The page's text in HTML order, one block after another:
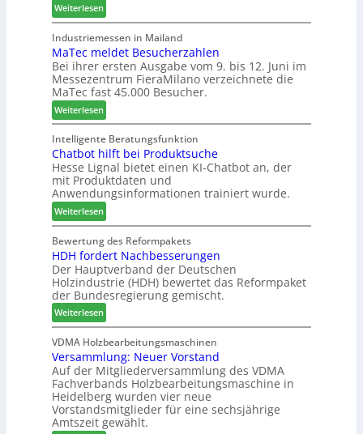
t
s
f
ü
h
r
r
e
n
f
ü
r
P
a
n
t
a
g
o
-
F
r
ä
s
r
u
n
d
-
V
e
r
b
i
n
d
e
r
Weiterlesen:
W
e
C
a
r
e
-
A
k
t
i
o
n
s
w
o
c
h
e
n
2
0
2
6
Industriemessen in Mailand
MaTec meldet Besucherzahlen
Bei ihrer ersten Ausgabe vom 9. bis 12. Juni im
Messezentrum FieraMilano verzeichnete die
MaTec fast 45.000 Besucher.
Weiterlesen:
M
a
T
e
c
m
e
l
d
e
t
B
e
s
u
c
h
e
r
z
a
h
Intelligente Beratungsfunktion
Chatbot hilft bei Produktsuche
Hesse Lignal bietet einen KI-Chatbot an, der
mit Produktdaten und
Anwendungsinformationen trainiert wurde.
Weiterlesen:
C
h
a
t
b
o
t
h
i
l
f
t
b
e
i
Bewertung des Reformpakets
HDH fordert Nachbesserungen
Der Hauptverband der Deutschen
Holzindustrie (HDH) bewertet das Reformpaket
der Bundesregierung gemischt.
Weiterlesen:
H
D
H
f
o
r
d
e
VDMA Holzbearbeitungsmaschinen
Versammlung: Neuer Vorstand
Auf der Mitgliederversammlung des VDMA
Fachverbands Holzbearbeitungsmaschine in
Heidelberg wurden vier neue
Vorstandsmitglieder für eine sechsjährige
Amtszeit gewählt.